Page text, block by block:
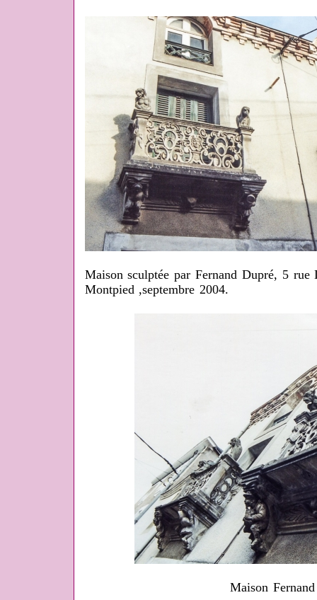
Maison sculptée par Fernand Dupré, 5
Montpied ,septembre 2004.
Maison